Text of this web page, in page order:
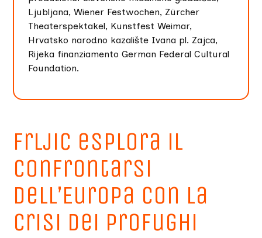
Ljubljana, Wiener Festwochen, Zürcher
Theaterspektakel, Kunstfest Weimar,
Hrvatsko narodno kazalište Ivana pl. Zajca,
Rijeka finanziamento German Federal Cultural
Foundation.
Frljic esplora il
confrontarsi
dell’Europa con la
crisi dei profughi